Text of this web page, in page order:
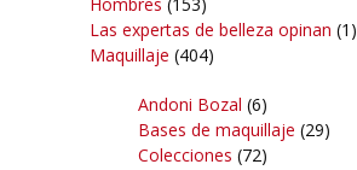
Hombres (153)
Las expertas de belleza opinan (1)
Maquillaje (404)
Andoni Bozal (6)
Bases de maquillaje (29)
Colecciones (72)